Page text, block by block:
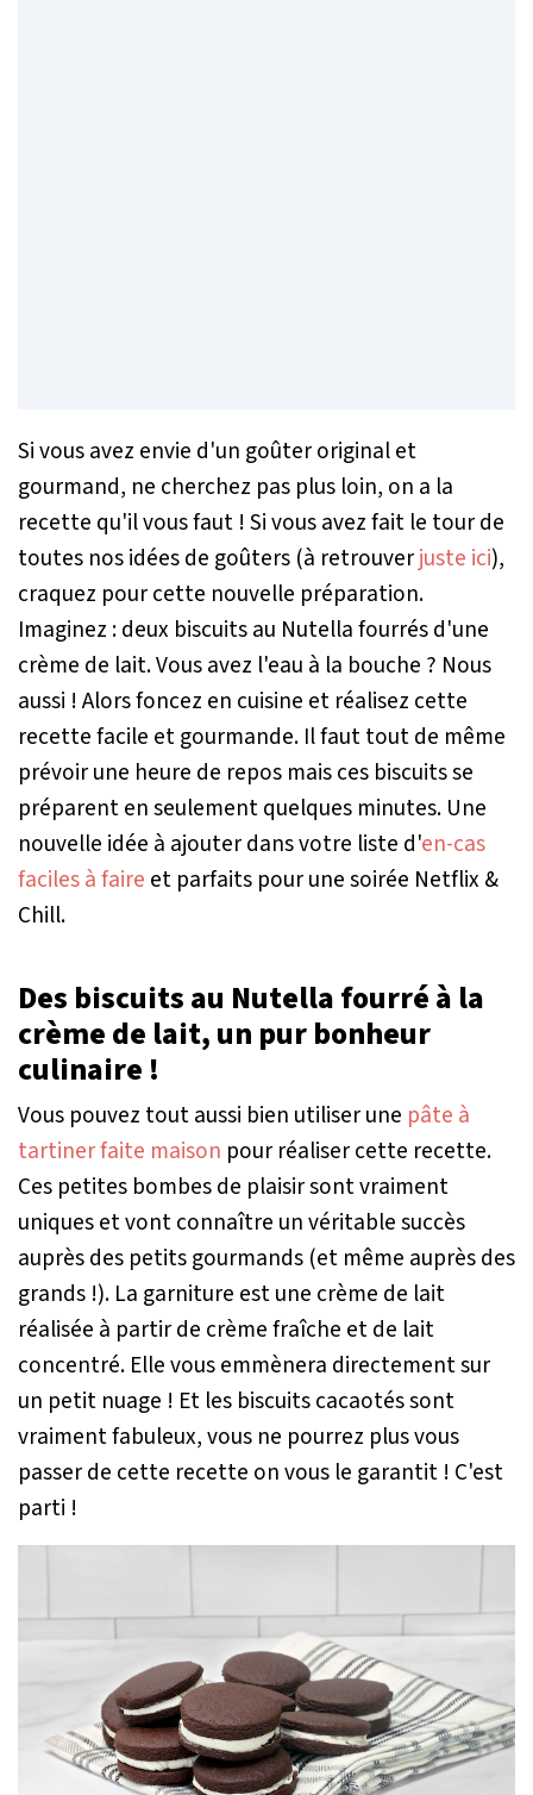
Si vous avez envie d'un goûter original et
gourmand, ne cherchez pas plus loin, on a la
recette qu'il vous faut ! Si vous avez fait le tour de
toutes nos idées de goûters (à retrouverjuste ici),
craquez pour cette nouvelle préparation.
Imaginez : deux biscuits au Nutella fourrés d'une
crème de lait. Vous avez l'eau à la bouche ? Nous
aussi ! Alors foncez en cuisine et réalisez cette
recette facile et gourmande. Il faut tout de même
prévoir une heure de repos mais ces biscuits se
préparent en seulement quelques minutes. Une
nouvelle idée à ajouter dans votre liste d'en-cas
faciles à faire et parfaits pour une soirée Netflix &
Chill.
Des biscuits au Nutella fourré à la
crème de lait, un pur bonheur
culinaire !
Vous pouvez tout aussi bien utiliser une pâte à
tartiner faite maison pour réaliser cette recette.
Ces petites bombes de plaisir sont vraiment
uniques et vont connaître un véritable succès
auprès des petits gourmands (et même auprès des
grands !). La garniture est une crème de lait
réalisée à partir de crème fraîche et de lait
concentré. Elle vous emmènera directement sur
un petit nuage ! Et les biscuits cacaotés sont
vraiment fabuleux, vous ne pourrez plus vous
passer de cette recette on vous le garantit ! C'est
parti !